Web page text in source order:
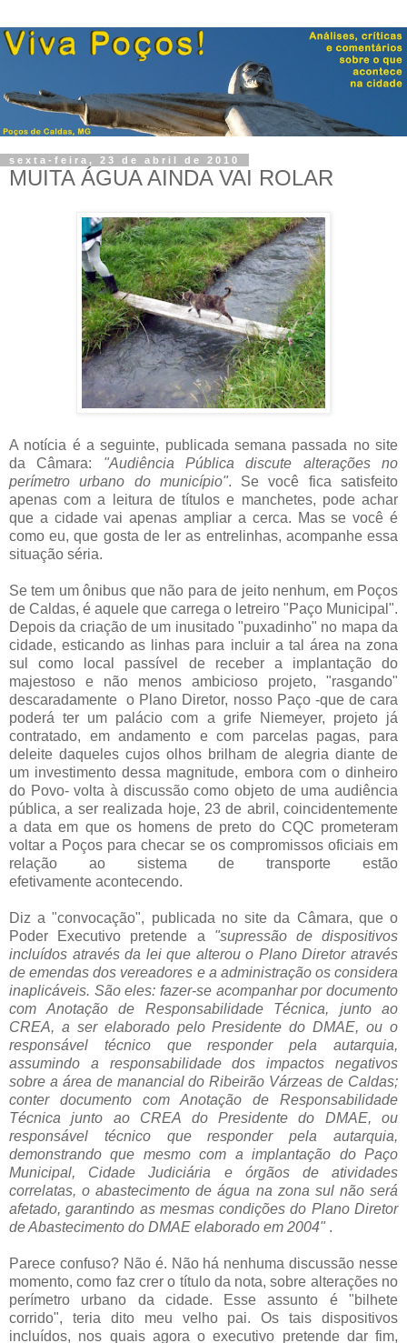
sexta-feira, 23 de abril de 2010
MUITA ÁGUA AINDA VAI ROLAR
A notícia é a seguinte, publicada semana passada no site
da Câmara: "Audiência Pública discute alterações no
perímetro urbano do município". Se você fica satisfeito
apenas com a leitura de títulos e manchetes, pode achar
que a cidade vai apenas ampliar a cerca. Mas se você é
como eu, que gosta de ler as entrelinhas, acompanhe essa
situação séria.
Se tem um ônibus que não para de jeito nenhum, em Poços
de Caldas, é aquele que carrega o letreiro "Paço Municipal".
Depois da criação de um inusitado "puxadinho" no mapa da
cidade, esticando as linhas para incluir a tal área na zona
sul como local passível de receber a implantação do
majestoso e não menos ambicioso projeto, "rasgando"
descaradamente o Plano Diretor, nosso Paço -que de cara
poderá ter um palácio com a grife Niemeyer, projeto já
contratado, em andamento e com parcelas pagas, para
deleite daqueles cujos olhos brilham de alegria diante de
um investimento dessa magnitude, embora com o dinheiro
do Povo- volta à discussão como objeto de uma audiência
pública, a ser realizada hoje, 23 de abril, coincidentemente
a data em que os homens de preto do CQC prometeram
voltar a Poços para checar se os compromissos oficiais em
relação ao sistema de transporte estão
efetivamente acontecendo.
Diz a "convocação", publicada no site da Câmara, que o
Poder Executivo pretende a "supressão de dispositivos
incluídos através da lei que alterou o Plano Diretor através
de emendas dos vereadores e a administração os considera
inaplicáveis. São eles: fazer-se acompanhar por documento
com Anotação de Responsabilidade Técnica, junto ao
CREA, a ser elaborado pelo Presidente do DMAE, ou o
responsável técnico que responder pela autarquia,
assumindo a responsabilidade dos impactos negativos
sobre a área de manancial do Ribeirão Várzeas de Caldas;
conter documento com Anotação de Responsabilidade
Técnica junto ao CREA do Presidente do DMAE, ou
responsável técnico que responder pela autarquia,
demonstrando que mesmo com a implantação do Paço
Municipal, Cidade Judiciária e órgãos de atividades
correlatas, o abastecimento de água na zona sul não será
afetado, garantindo as mesmas condições do Plano Diretor
de Abastecimento do DMAE elaborado em 2004" .
Parece confuso? Não é. Não há nenhuma discussão nesse
momento, como faz crer o título da nota, sobre alterações no
perímetro urbano da cidade. Esse assunto é "bilhete
corrido", teria dito meu velho pai. Os tais dispositivos
incluídos, nos quais agora o executivo pretende dar fim,